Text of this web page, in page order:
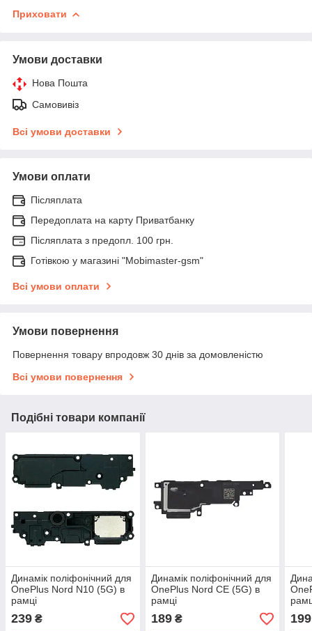
Приховати
Умови доставки
Нова Пошта
Самовивіз
Всі умови доставки
Умови оплати
Післяплата
Передоплата на карту Приватбанку
Післяплата з предопл. 100 грн.
Готівкою у магазині "Mobimaster-gsm"
Всі умови оплати
Умови повернення
Повернення товару впродовж 30 днів за домовленістю
Всі умови повернення
Подібні товари компанії
Динамік поліфонічний для
OnePlus Nord N10 (5G) в
рамці
239 ₴
Динамік поліфонічний для
OnePlus Nord CE (5G) в
рамці
189₴ 199